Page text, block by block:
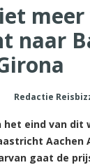
meer
naar
Redactie
het eind van dit
Aachen
gaat de